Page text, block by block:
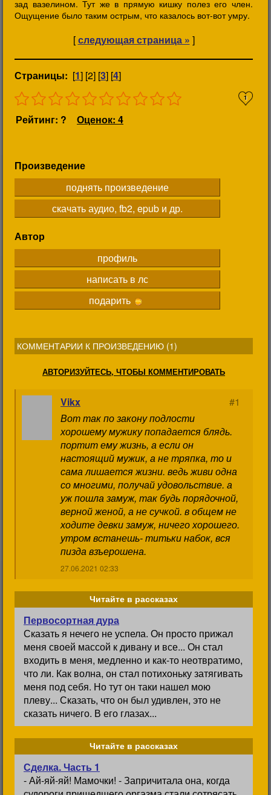
зад вазелином. Тут же в прямую кишку полез его член.
Ощущение было таким острым, что казалось вот-вот умру.
[следующая страница » ]
Страницы: [1] [2] [3] [4]
1
Рейтинг: ? Оценок: 4
Произведение
поднять произведение
скачать аудио, fb2, epub и др.
Автор
профиль
написать в лс
подарить
КОММЕНТАРИИ К ПРОИЗВЕДЕНИЮ (1)
АВТОРИЗУЙТЕСЬ, ЧТОБЫ КОММЕНТИРОВАТЬ
Vikx
#1
Вот так по закону подлости
хорошему мужику попадается блядь.
портит ему жизнь, а если он
настоящий мужик, а не тряпка, то и
сама лишается жизни. ведь живи одна
со многими, получай удовольствие. а
уж пошла замуж, так будь порядочной,
верной женой, а не сучкой. в общем не
ходите девки замуж, ничего хорошего.
утром встанешь- титьки набок, вся
пизда взъерошена.
27.06.2021 02:33
Читайте в рассказах
Первосортная дура
Сказать я нечего не успела. Он просто прижал
меня своей массой к дивану и все... Он стал
входить в меня, медленно и как-то неотвратимо,
что ли. Как волна, он стал потихоньку затягивать
меня под себя. Но тут он таки нашел мою
плеву... Сказать, что он был удивлен, это не
сказать ничего. В его глазах...
Читайте в рассказах
Сделка. Часть 1
- Ай-яй-яй! Мамочки! - Запричитала она, когда